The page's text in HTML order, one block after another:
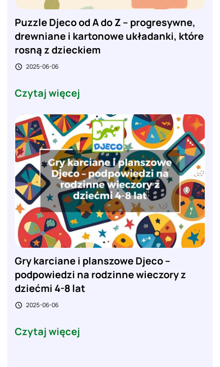
Puzzle Djeco od A do Z – progresywne,
drewniane i kartonowe układanki, które
rosną z dzieckiem
 2025-06-06
Czytaj więcej
Gry karciane i planszowe Djeco –
podpowiedzi na rodzinne wieczory z
dziećmi 4-8 lat
 2025-06-06
Czytaj więcej